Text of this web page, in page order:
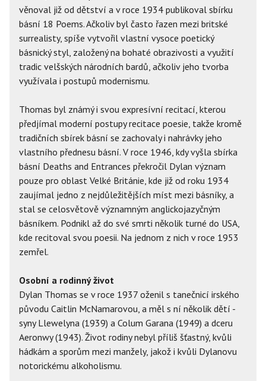
věnoval již od dětství a v roce 1934 publikoval sbírku
básní 18 Poems. Ačkoliv byl často řazen mezi britské
surrealisty, spíše vytvořil vlastní vysoce poetický
básnický styl, založený na bohaté obrazivosti a využití
tradic velšských národních bardů, ačkoliv jeho tvorba
využívala i postupů modernismu.
Thomas byl známý i svou expresívní recitací, kterou
předjímal moderní postupy recitace poesie, takže kromě
tradičních sbírek básní se zachovaly i nahrávky jeho
vlastního přednesu básní. V roce 1946, kdy vyšla sbírka
básní Deaths and Entrances překročil Dylan význam
pouze pro oblast Velké Británie, kde již od roku 1934
zaujímal jedno z nejdůležitějších míst mezi básníky, a
stal se celosvětově významným anglickojazyčným
básníkem. Podnikl až do své smrti několik turné do USA,
kde recitoval svou poesii. Na jednom z nich v roce 1953
zemřel.
Osobní a rodinný život
Dylan Thomas se v roce 1937 oženil s tanečnicí irského
původu Caitlin McNamarovou, a měl s ní několik dětí -
syny Llewelyna (1939) a Colum Garana (1949) a dceru
Aeronwy (1943). Život rodiny nebyl příliš šťastný, kvůli
hádkám a sporům mezi manžely, jakož i kvůli Dylanovu
notorickému alkoholismu.